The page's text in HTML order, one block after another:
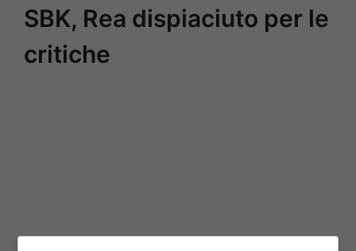
SBK, Rea dispiaciuto per le
critiche